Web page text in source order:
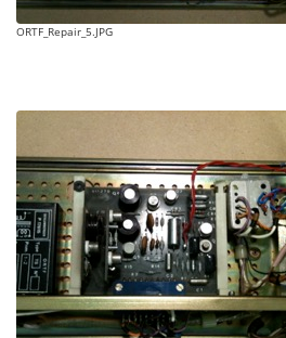
ORTF_Repair_5.JPG